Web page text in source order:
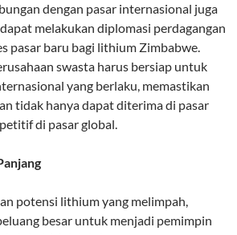
dengan pasar internasional juga
melakukan diplomasi perdagangan
pasar baru bagi lithium Zimbabwe.
swasta harus bersiap untuk
yang berlaku, memastikan
tidak hanya dapat diterima di pasar
di pasar global.
potensi lithium yang melimpah,
besar untuk menjadi pemimpin